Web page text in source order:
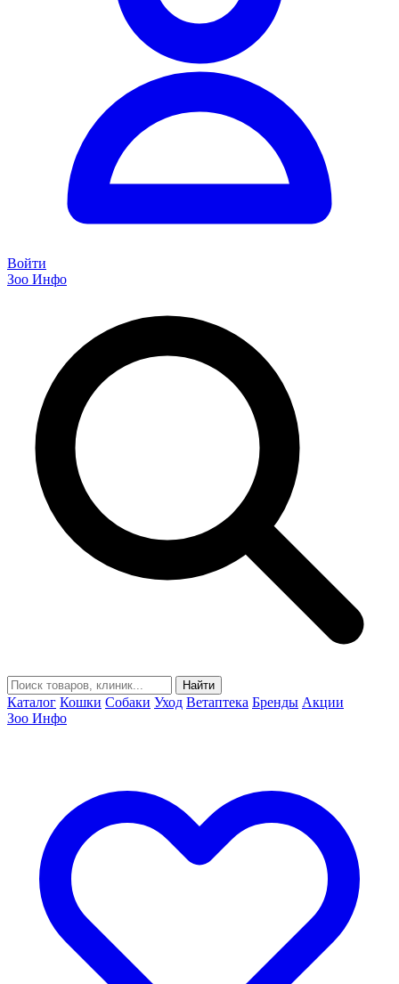
Войти
Зоо Инфо
Найти
Каталог Кошки Собаки Уход Ветаптека Бренды Акции
Зоо Инфо